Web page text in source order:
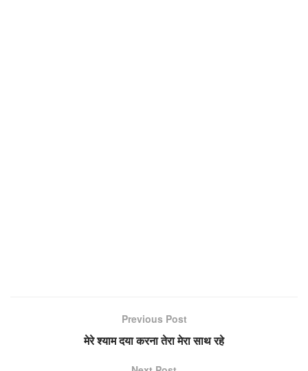
Previous Post
मेरे श्याम दया करना तेरा मेरा साथ रहे